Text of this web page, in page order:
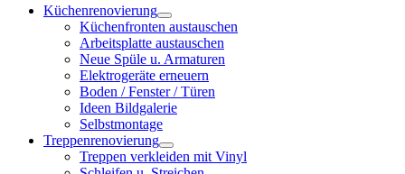
Küchenrenovierung
Küchenfronten austauschen
Arbeitsplatte austauschen
Neue Spüle u. Armaturen
Elektrogeräte erneuern
Boden / Fenster / Türen
Ideen Bildgalerie
Selbstmontage
Treppenrenovierung
Treppen verkleiden mit Vinyl